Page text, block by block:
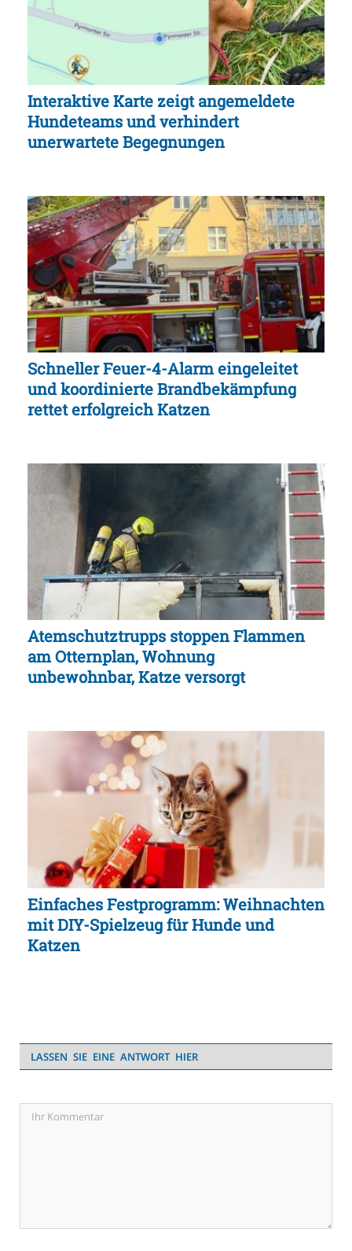
Interaktive Karte zeigt angemeldete
Hundeteams und verhindert
unerwartete Begegnungen
Schneller Feuer-4-Alarm eingeleitet
und koordinierte Brandbekämpfung
rettet erfolgreich Katzen
Atemschutztrupps stoppen Flammen
am Otternplan, Wohnung
unbewohnbar, Katze versorgt
Einfaches Festprogramm: Weihnachten
mit DIY-Spielzeug für Hunde und
Katzen
LASSEN SIE EINE ANTWORT HIER